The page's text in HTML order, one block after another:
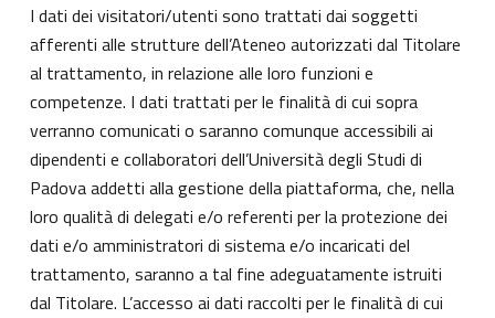
I dati dei visitatori/utenti sono trattati dai soggetti
afferenti alle strutture dell’Ateneo autorizzati dal Titolare
al trattamento, in relazione alle loro funzioni e
competenze. I dati trattati per le finalità di cui sopra
verranno comunicati o saranno comunque accessibili ai
dipendenti e collaboratori dell’Università degli Studi di
Padova addetti alla gestione della piattaforma, che, nella
loro qualità di delegati e/o referenti per la protezione dei
dati e/o amministratori di sistema e/o incaricati del
trattamento, saranno a tal fine adeguatamente istruiti
dal Titolare. L’accesso ai dati raccolti per le finalità di cui